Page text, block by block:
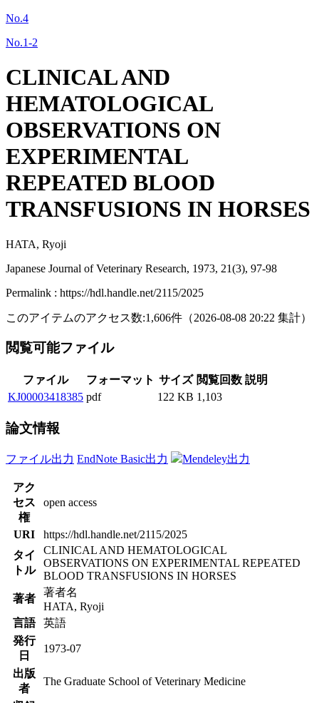
No.4
No.1-2
CLINICAL AND
HEMATOLOGICAL
OBSERVATIONS ON
EXPERIMENTAL
REPEATED BLOOD
TRANSFUSIONS IN HORSES
HATA, Ryoji
Japanese Journal of Veterinary Research, 1973, 21(3), 97-98
Permalink : https://hdl.handle.net/2115/2025
このアイテムのアクセス数:1,606件 （2026-08-08 20:22 集計）
閲覧可能ファイル
ファイル フォーマット サイズ 閲覧回数 説明
KJ00003418385 pdf 122 KB 1,103
論文情報
ファイル出力 EndNote Basic出力 Mendeley出力
アク
セス
権
open access
URI
https://hdl.handle.net/2115/2025
タイ
トル
CLINICAL AND HEMATOLOGICAL
OBSERVATIONS ON EXPERIMENTAL REPEATED
BLOOD TRANSFUSIONS IN HORSES
著者
著者名
HATA, Ryoji
言語
英語
発行
日
1973-07
出版
者
The Graduate School of Veterinary Medicine